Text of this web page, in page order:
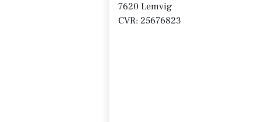
7620 Lemvig
CVR: 25676823